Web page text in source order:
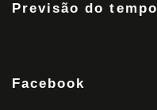
Previsão do tempo
Facebook